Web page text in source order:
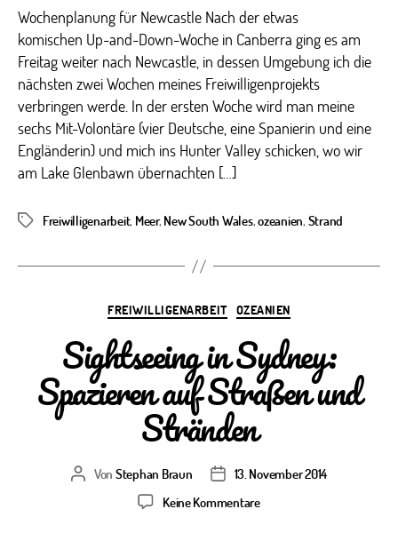
Wochenplanung für Newcastle Nach der etwas
komischen Up-and-Down-Woche in Canberra ging es am
Freitag weiter nach Newcastle, in dessen Umgebung ich die
nächsten zwei Wochen meines Freiwilligenprojekts
verbringen werde. In der ersten Woche wird man meine
sechs Mit-Volontäre (vier Deutsche, eine Spanierin und eine
Engländerin) und mich ins Hunter Valley schicken, wo wir
am Lake Glenbawn übernachten […]
Schlagwörter
Freiwilligenarbeit, Meer, New South Wales,ozeanien, Strand
Kategorien
FREIWILLIGENARBEIT OZEANIEN
Sightseeing in Sydney:
Spazieren auf Straßen und
Stränden
Beitragsautor
Von Stephan Braun Veröffentlichungsdatum
13. November 2014
Keine Kommentarezu